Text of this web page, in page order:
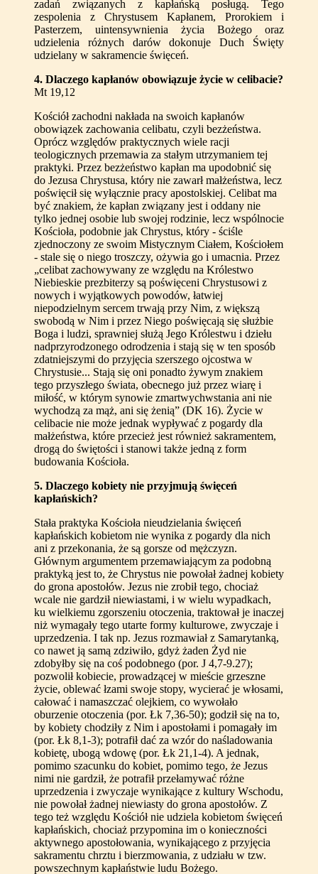
zadań związanych z kapłańską posługą. Tego
zespolenia z Chrystusem Kapłanem, Prorokiem i
Pasterzem, uintensywnienia życia Bożego oraz
udzielenia różnych darów dokonuje Duch Święty
udzielany w sakramencie święceń.
4. Dlaczego kapłanów obowiązuje życie w celibacie?
Mt 19,12
Kościół zachodni nakłada na swoich kapłanów
obowiązek zachowania celibatu, czyli bezżeństwa.
Oprócz względów praktycznych wiele racji
teologicznych przemawia za stałym utrzymaniem tej
praktyki. Przez bezżeństwo kapłan ma upodobnić się
do Jezusa Chrystusa, który nie zawarł małżeństwa, lecz
poświęcił się wyłącznie pracy apostolskiej. Celibat ma
być znakiem, że kapłan związany jest i oddany nie
tylko jednej osobie lub swojej rodzinie, lecz wspólnocie
Kościoła, podobnie jak Chrystus, który - ściśle
zjednoczony ze swoim Mistycznym Ciałem, Kościołem
- stale się o niego troszczy, ożywia go i umacnia. Przez
„celibat zachowywany ze względu na Królestwo
Niebieskie prezbiterzy są poświęceni Chrystusowi z
nowych i wyjątkowych powodów, łatwiej
niepodzielnym sercem trwają przy Nim, z większą
swobodą w Nim i przez Niego poświęcają się służbie
Boga i ludzi, sprawniej służą Jego Królestwu i dziełu
nadprzyrodzonego odrodzenia i stają się w ten sposób
zdatniejszymi do przyjęcia szerszego ojcostwa w
Chrystusie... Stają się oni ponadto żywym znakiem
tego przyszłego świata, obecnego już przez wiarę i
miłość, w którym synowie zmartwychwstania ani nie
wychodzą za mąż, ani się żenią” (DK 16). Życie w
celibacie nie może jednak wypływać z pogardy dla
małżeństwa, które przecież jest również sakramentem,
drogą do świętości i stanowi także jedną z form
budowania Kościoła.
5. Dlaczego kobiety nie przyjmują święceń
kapłańskich?
Stała praktyka Kościoła nieudzielania święceń
kapłańskich kobietom nie wynika z pogardy dla nich
ani z przekonania, że są gorsze od mężczyzn.
Głównym argumentem przemawiającym za podobną
praktyką jest to, że Chrystus nie powołał żadnej kobiety
do grona apostołów. Jezus nie zrobił tego, chociaż
wcale nie gardził niewiastami, i w wielu wypadkach,
ku wielkiemu zgorszeniu otoczenia, traktował je inaczej
niż wymagały tego utarte formy kulturowe, zwyczaje i
uprzedzenia. I tak np. Jezus rozmawiał z Samarytanką,
co nawet ją samą zdziwiło, gdyż żaden Żyd nie
zdobyłby się na coś podobnego (por. J 4,7-9.27);
pozwolił kobiecie, prowadzącej w mieście grzeszne
życie, oblewać łzami swoje stopy, wycierać je włosami,
całować i namaszczać olejkiem, co wywołało
oburzenie otoczenia (por. Łk 7,36-50); godził się na to,
by kobiety chodziły z Nim i apostołami i pomagały im
(por. Łk 8,1-3); potrafił dać za wzór do naśladowania
kobietę, ubogą wdowę (por. Łk 21,1-4). A jednak,
pomimo szacunku do kobiet, pomimo tego, że Jezus
nimi nie gardził, że potrafił przełamywać różne
uprzedzenia i zwyczaje wynikające z kultury Wschodu,
nie powołał żadnej niewiasty do grona apostołów. Z
tego też względu Kościół nie udziela kobietom święceń
kapłańskich, chociaż przypomina im o konieczności
aktywnego apostołowania, wynikającego z przyjęcia
sakramentu chrztu i bierzmowania, z udziału w tzw.
powszechnym kapłaństwie ludu Bożego.